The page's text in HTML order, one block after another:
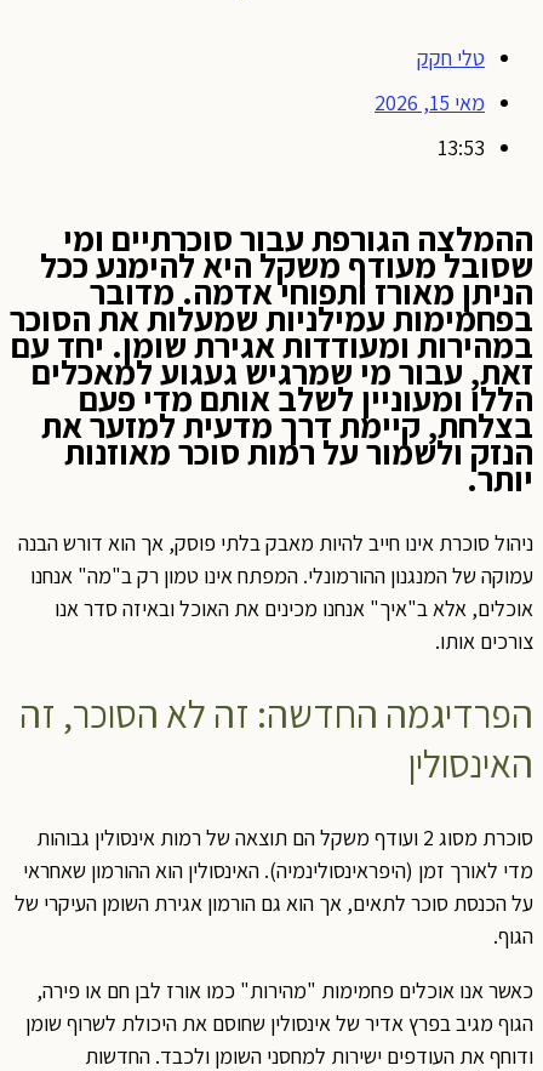
טלי חקק
מאי 15, 2026
13:53
ההמלצה הגורפת עבור סוכרתיים ומי
שסובל מעודף משקל היא להימנע ככל
הניתן מאורז ותפוחי אדמה. מדובר
בפחמימות עמילניות שמעלות את הסוכר
במהירות ומעודדות אגירת שומן. יחד עם
זאת, עבור מי שמרגיש געגוע למאכלים
הללו ומעוניין לשלב אותם מדי פעם
בצלחת, קיימת דרך מדעית למזער את
הנזק ולשמור על רמות סוכר מאוזנות
יותר.
ניהול סוכרת אינו חייב להיות מאבק בלתי פוסק, אך הוא דורש הבנה
עמוקה של המנגנון ההורמונלי. המפתח אינו טמון רק ב"מה" אנחנו
אוכלים, אלא ב"איך" אנחנו מכינים את האוכל ובאיזה סדר אנו
צורכים אותו.
הפרדיגמה החדשה: זה לא הסוכר, זה
האינסולין
סוכרת מסוג 2 ועודף משקל הם תוצאה של רמות אינסולין גבוהות
מדי לאורך זמן (היפראינסולינמיה). האינסולין הוא ההורמון שאחראי
על הכנסת סוכר לתאים, אך הוא גם הורמון אגירת השומן העיקרי של
הגוף.
כאשר אנו אוכלים פחמימות "מהירות" כמו אורז לבן חם או פירה,
הגוף מגיב בפרץ אדיר של אינסולין שחוסם את היכולת לשרוף שומן
ודוחף את העודפים ישירות למחסני השומן ולכבד. החדשות